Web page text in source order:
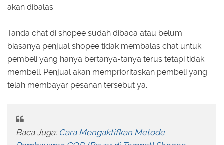
akan dibalas.
Tanda chat di shopee sudah dibaca atau belum
biasanya penjual shopee tidak membalas chat untuk
pembeli yang hanya bertanya-tanya terus tetapi tidak
membeli. Penjual akan memprioritaskan pembeli yang
telah membayar pesanan tersebut ya.
Baca Juga: Cara Mengaktifkan Metode